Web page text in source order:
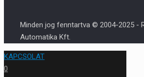
Minden jog fenntartva © 2004-2025 -
Automatika Kft.
KAPCSOLAT
0